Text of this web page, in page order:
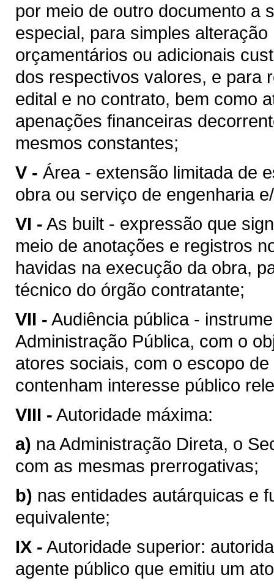
por meio de outro documento a
especial, para simples
orçamentários ou adicionais
dos respectivos valores, e para
edital e no contrato, bem como
apenações financeiras
mesmos constantes;
V - Área - extensão limitada de
obra ou serviço de engenharia
VI - As built - expressão que
meio de anotações e registros
havidas na execução da obra,
técnico do órgão contratante;
VII - Audiência pública -
Administração Pública, com o
atores sociais, com o escopo
contenham interesse público
VIII - Autoridade máxima:
a) na Administração Direta, o
com as mesmas prerrogativas;
b) nas entidades autárquicas e
equivalente;
IX - Autoridade superior:
agente público que emitiu um